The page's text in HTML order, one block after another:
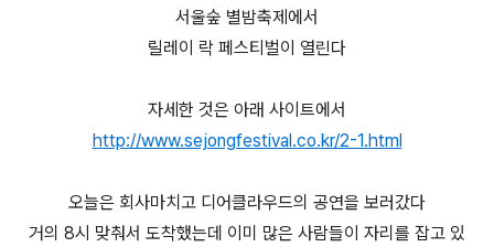
서울숲 별밤축제에서
릴레이 락 페스티벌이 열린다
자세한 것은 아래 사이트에서
http://www.sejongfestival.co.kr/2-1.html
오늘은 회사마치고 디어클라우드의 공연을 보러갔다
거의 8시 맞춰서 도착했는데 이미 많은 사람들이 자리를 잡고 있